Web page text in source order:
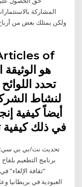
المشاركة
تحدد
لنشاط
أيضاً كيفية
في ذلك كيفية
تحديث نت/بي بي سي:
برنامج التطعيم
“ثقافة الإلغاء”
العبودية في